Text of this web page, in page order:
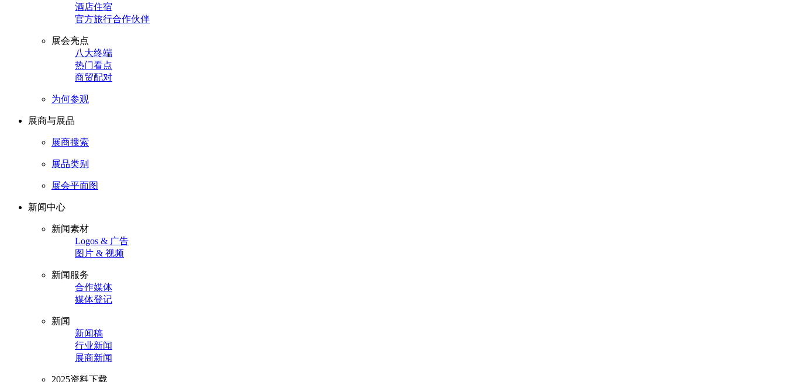
酒店住宿
官方旅行合作伙伴
展会亮点
八大终端
热门看点
商贸配对
为何参观
展商与展品
展商搜索
展品类别
展会平面图
新闻中心
新闻素材
Logos & 广告
图片 & 视频
新闻服务
合作媒体
媒体登记
新闻
新闻稿
行业新闻
展商新闻
2025资料下载